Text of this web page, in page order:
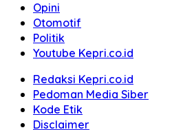
Opini
Otomotif
Politik
Youtube Kepri.co.id
Redaksi Kepri.co.id
Pedoman Media Siber
Kode Etik
Disclaimer